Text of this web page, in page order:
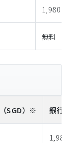
1,980
無料
（SGD）※ 銀行